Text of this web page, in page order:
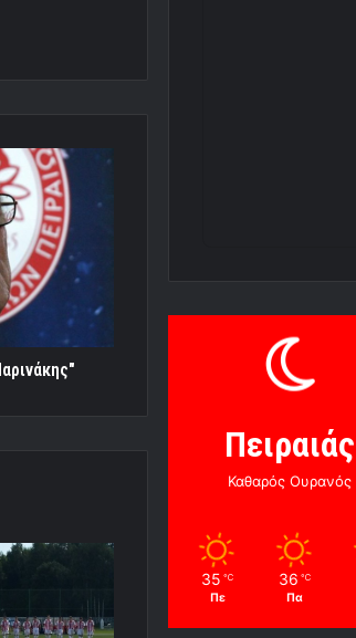
Πειραιάς
Καθαρός Ουρανός
35 ℃
Πε
36 ℃
Πα